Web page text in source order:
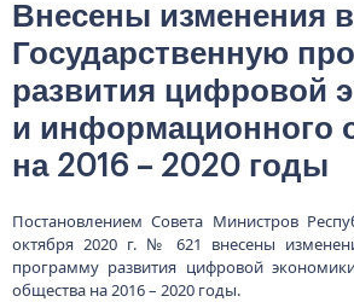
Внесены изменения в
Государственную
развития цифровой
и информационного
на 2016 – 2020 годы
Постановлением Совета Министров
октября 2020 г. № 621 внесены
программу развития цифровой
общества на 2016 – 2020 годы.